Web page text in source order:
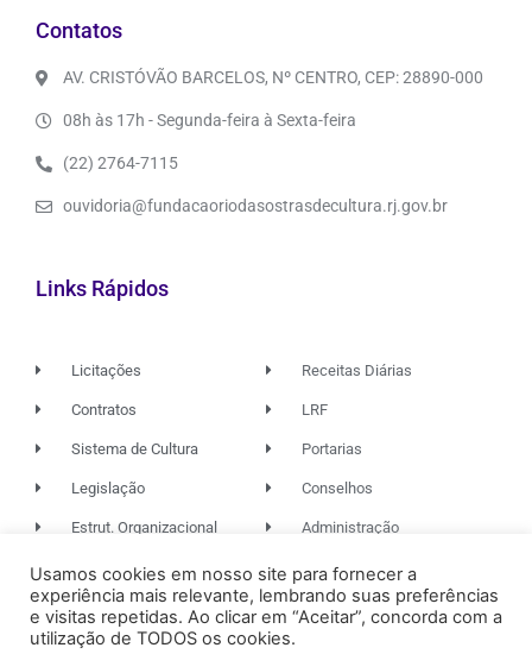
Contatos
AV. CRISTÓVÃO BARCELOS, Nº CENTRO, CEP: 28890-000
08h às 17h - Segunda-feira à Sexta-feira
(22) 2764-7115
ouvidoria@fundacaoriodasostrasdecultura.rj.gov.br
Links Rápidos
Licitações
Contratos
Sistema de Cultura
Legislação
Estrut. Organizacional
Receitas Diárias
LRF
Portarias
Conselhos
Administração
© 2026. TODOS OS DIREITOS RESERVADOS.
Usamos cookies em nosso site para fornecer a
experiência mais relevante, lembrando suas preferências
e visitas repetidas. Ao clicar em “Aceitar”, concorda com a
utilização de TODOS os cookies.